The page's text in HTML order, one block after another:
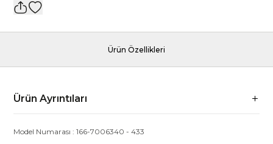
Ürün Özellikleri
Ürün Ayrıntıları
Model Numarası :166-7006340 -433